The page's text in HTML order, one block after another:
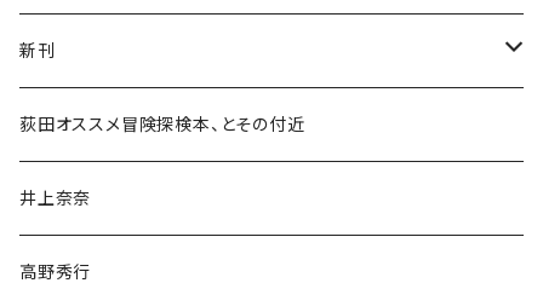
新刊
和書
文学・小説・物語
随筆・ノンフィクション・その他
荻田オススメ冒険探検本、とその付近
井上奈奈
高野秀行